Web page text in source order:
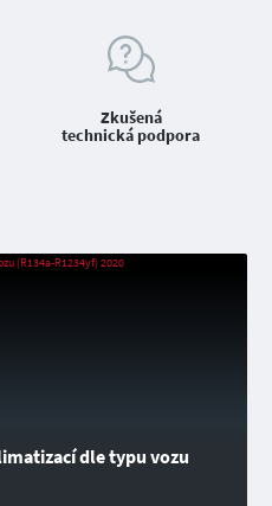
Zkušená
technická podpora
dle typu vozu